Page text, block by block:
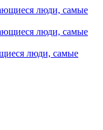
люди, самые